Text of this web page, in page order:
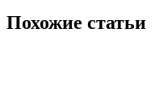
Похожие статьи